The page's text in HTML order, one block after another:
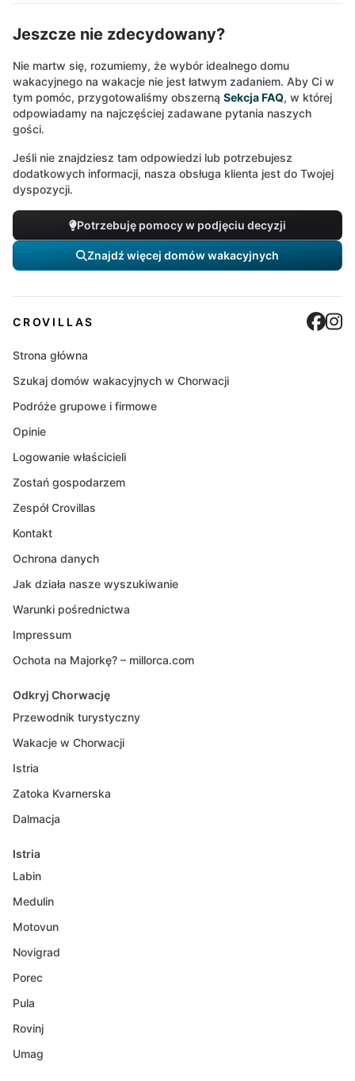
Jeszcze nie zdecydowany?
Nie martw się, rozumiemy, że wybór idealnego domu
wakacyjnego na wakacje nie jest łatwym zadaniem. Aby Ci w
tym pomóc, przygotowaliśmy obszerną Sekcja FAQ, w której
odpowiadamy na najczęściej zadawane pytania naszych
gości.
Jeśli nie znajdziesz tam odpowiedzi lub potrzebujesz
dodatkowych informacji, nasza obsługa klienta jest do Twojej
dyspozycji.
Potrzebuję pomocy w podjęciu decyzji
Znajdź więcej domów wakacyjnych
CROVILLAS
Strona główna
Szukaj domów wakacyjnych w Chorwacji
Podróże grupowe i firmowe
Opinie
Logowanie właścicieli
Zostań gospodarzem
Zespół Crovillas
Kontakt
Ochrona danych
Jak działa nasze wyszukiwanie
Warunki pośrednictwa
Impressum
Ochota na Majorkę? – millorca.com
Odkryj Chorwację
Przewodnik turystyczny
Wakacje w Chorwacji
Istria
Zatoka Kvarnerska
Dalmacja
Istria
Labin
Medulin
Motovun
Novigrad
Porec
Pula
Rovinj
Umag